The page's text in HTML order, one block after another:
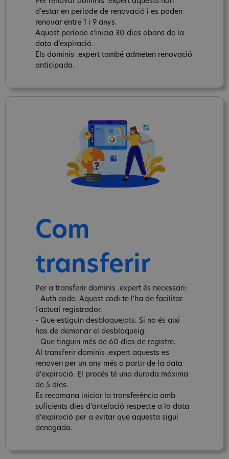
d’estar en període de renovació i es poden
renovar entre 1 i 9 anys.
Aquest període s’inicia 30 dies abans de la
data d’expiració.
Els dominis .expert també admeten renovació
anticipada.
Com
transferir
Per a transferir dominis .expert és necessari:
- Auth code. Aquest codi te l'ha de facilitar
l'actual registrador.
- Que estiguin desbloquejats. Si no és així
has de demanar el desbloqueig.
- Que tinguin més de 60 dies de registre.
Al transferir dominis .expert aquests es
renoven per un any més a partir de la data
d'expiració. El procés té una durada máxima
de 5 dies.
Es recomana iniciar la transferència amb
suficients dies d’antelació respecte a la data
d’expiració per a evitar que aquesta sigui
denegada.